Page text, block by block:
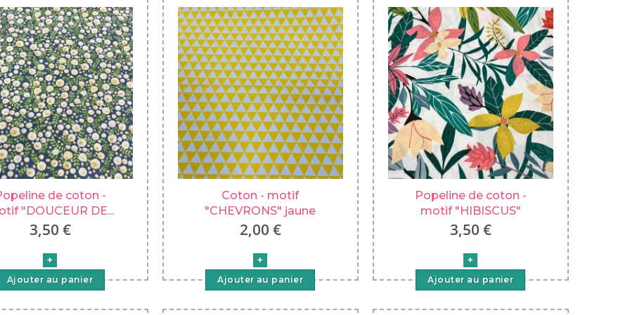
de coton -
"DOUCEUR DE...
3,50 €
Ajouter au panier
Coton - motif
"CHEVRONS" jaune
2,00 €
Ajouter au panier
Popeline de coton -
motif "HIBISCUS"
3,50 €
Ajouter au panier